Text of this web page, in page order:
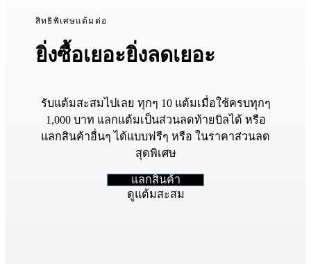
ยิ่งซื้อเยอะยิ่งลดเยอะ
สิทธิพิเศษแต้มต่อ
รับแต้มสะสมไปเลย ทุกๆ 10 แต้มเมื่อใช้ครบทุกๆ
1,000 บาท แลกแต้มเป็นส่วนลดท้ายบิลได้ หรือ
แลกสินค้าอื่นๆ ได้แบบฟรีๆ หรือ ในราคาส่วนลด
สุดพิเศษ
แลกสินค้า
ดูแต้มสะสม